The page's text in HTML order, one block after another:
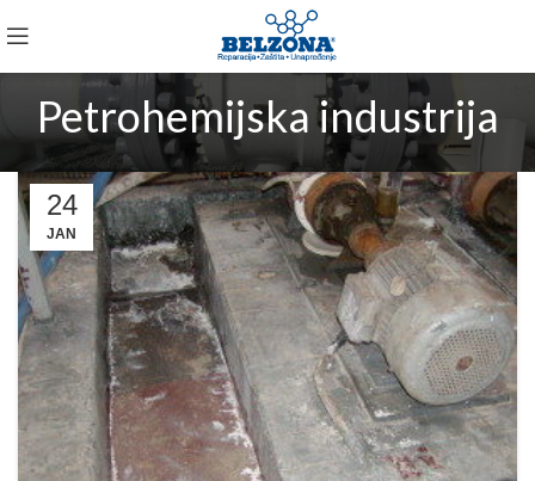
Petrohemijska industrija
24
JAN